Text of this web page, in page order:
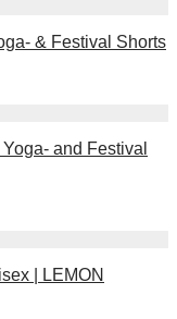
& Festival Shorts
and Festival
| LEMON